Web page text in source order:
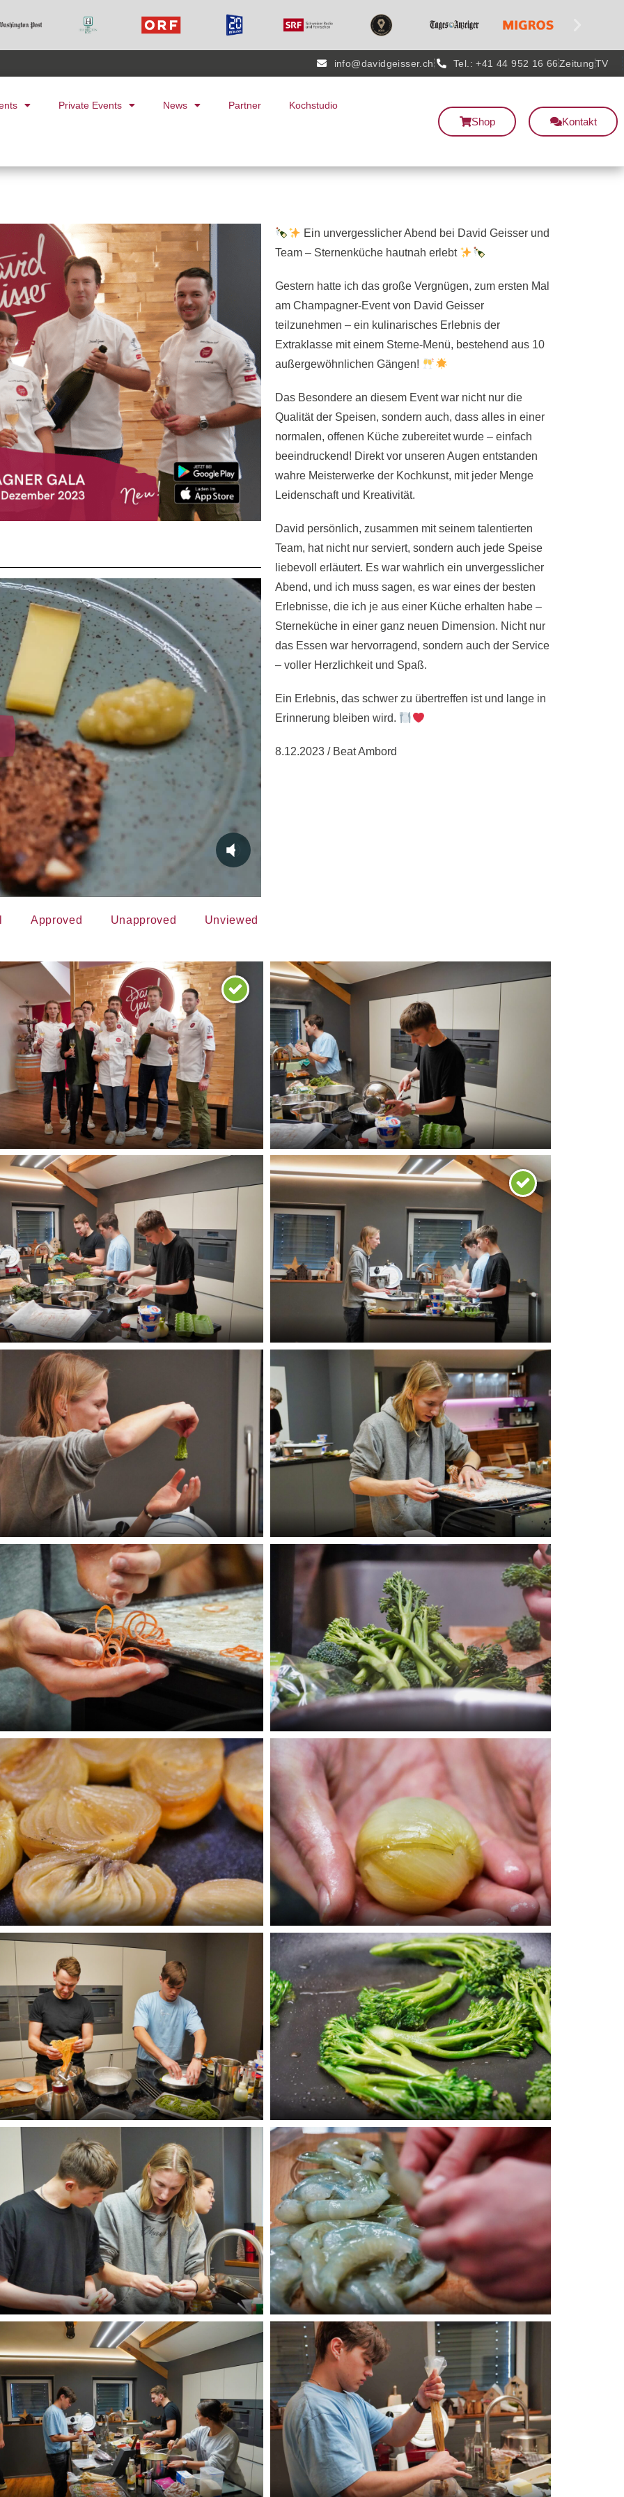
info@davidgeisser.ch Tel.: +41 44 952 16 66ZeitungTV
Private Events News Partner Kochstudio
Shop Kontakt
Ein unvergesslicher Abend bei David Geisser und
Team – Sternenküche hautnah erlebt
Gestern hatte ich das große Vergnügen, zum ersten Mal
am Champagner-Event von David Geisser
teilzunehmen – ein kulinarisches Erlebnis der
Extraklasse mit einem Sterne-Menü, bestehend aus 10
außergewöhnlichen Gängen!
Das Besondere an diesem Event war nicht nur die
Qualität der Speisen, sondern auch, dass alles in einer
normalen, offenen Küche zubereitet wurde – einfach
beeindruckend! Direkt vor unseren Augen entstanden
wahre Meisterwerke der Kochkunst, mit jeder Menge
Leidenschaft und Kreativität.
David persönlich, zusammen mit seinem talentierten
Team, hat nicht nur serviert, sondern auch jede Speise
liebevoll erläutert. Es war wahrlich ein unvergesslicher
Abend, und ich muss sagen, es war eines der besten
Erlebnisse, die ich je aus einer Küche erhalten habe –
Sterneküche in einer ganz neuen Dimension. Nicht nur
das Essen war hervorragend, sondern auch der Service
– voller Herzlichkeit und Spaß.
Ein Erlebnis, das schwer zu übertreffen ist und lange in
Erinnerung bleiben wird.
8.12.2023 / Beat Ambord
Approved Unapproved Unviewed